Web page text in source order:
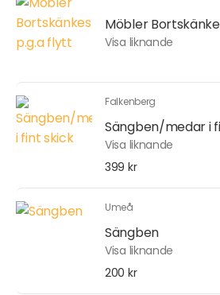
Möbler
Visa liknande
Falkenberg
Sängben/medar i
Visa liknande
399 kr
Umeå
Sängben
Visa liknande
200 kr